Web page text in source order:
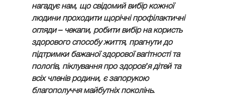
нагадує нам, що свідомий вибір кожної
людини проходити щорічні профілактичні
огляди – чекапи, робити вибір на користь
здорового способу життя, прагнути до
підтримки бажаної здорової вагітності та
пологів, піклування про здоров’я дітей та
всіх членів родини, є запорукою
благополуччя майбутніх поколінь.